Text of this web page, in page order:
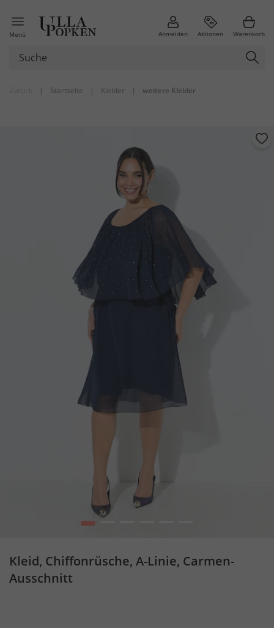
Menü Anmelden Aktionen Warenkorb
| Startseite | Kleider | weitere Kleider
1
Kleid, Chiffonrüsche, A-Linie, Carmen-
Ausschnitt